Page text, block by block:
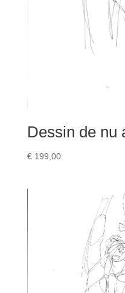
Dessin de nu
€199,00